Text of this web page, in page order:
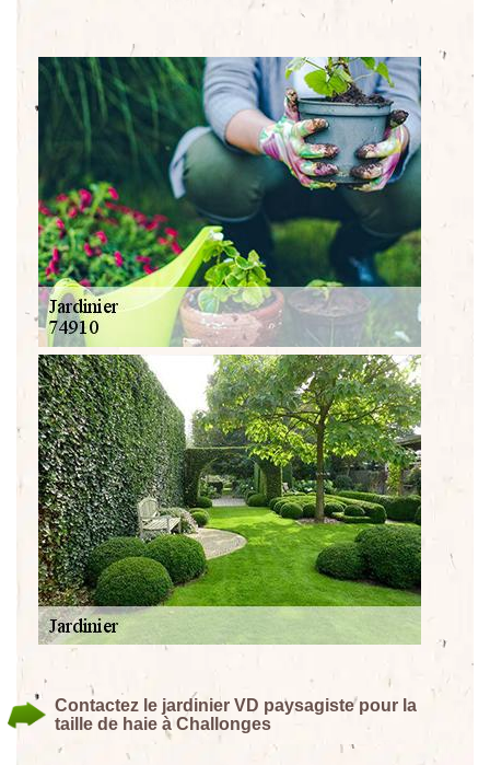
Contactez le jardinier VD paysagiste pour la
taille de haie à Challonges